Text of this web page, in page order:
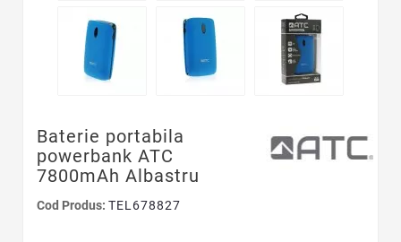
Baterie portabila
powerbank ATC
7800mAh Albastru
Cod Produs: TEL678827